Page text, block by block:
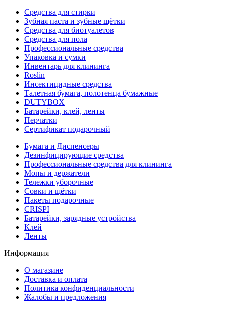
Средства для стирки
Зубная паста и зубные щётки
Средства для биотуалетов
Средства для пола
Профессиональные средства
Упаковка и сумки
Инвентарь для клининга
Roslin
Инсектицидные средства
Талетная бумага, полотенца бумажные
DUTYBOX
Батарейки, клей, ленты
Перчатки
Сертификат подарочный
Бумага и Диспенсеры
Дезинфицирующие средства
Профессиональные средства для клининга
Мопы и держатели
Тележки уборочные
Совки и щётки
Пакеты подарочные
CRISPI
Батарейки, зарядные устройства
Клей
Ленты
Информация
О магазине
Доставка и оплата
Политика конфиденциальности
Жалобы и предложения